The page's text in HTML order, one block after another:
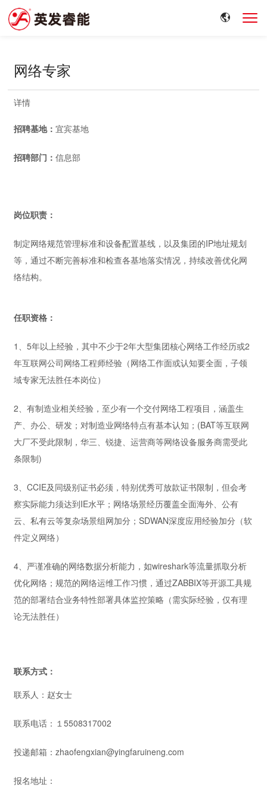
网络专家
详情
招聘基地：宜宾基地
招聘部门：信息部
岗位职责：
制定网络规范管理标准和设备配置基线，以及集团的IP地址规划
等，通过不断完善标准和检查各基地落实情况，持续改善优化网
络结构。
任职资格：
1、5年以上经验，其中不少于2年大型集团核心网络工作经历或2
年互联网公司网络工程师经验（网络工作面或认知要全面，子领
域专家无法胜任本岗位）
2、有制造业相关经验，至少有一个交付网络工程项目，涵盖生
产、办公、研发；对制造业网络特点有基本认知；(BAT等互联网
大厂不受此限制，华三、锐捷、运营商等网络设备服务商需受此
条限制)
3、CCIE及同级别证书必须，特别优秀可放款证书限制，但会考
察实际能力须达到IE水平；网络场景经历覆盖全面海外、公有
云、私有云等复杂场景组网加分；SDWAN深度应用经验加分（软
件定义网络）
4、严谨准确的网络数据分析能力，如wireshark等流量抓取分析
优化网络；规范的网络运维工作习惯，通过ZABBIX等开源工具规
范的部署结合业务特性部署具体监控策略（需实际经验，仅有理
论无法胜任）
联系方式：
联系人：赵女士
联系电话：１5508317002
投递邮箱：zhaofengxian@yingfaruineng.com
报名地址：